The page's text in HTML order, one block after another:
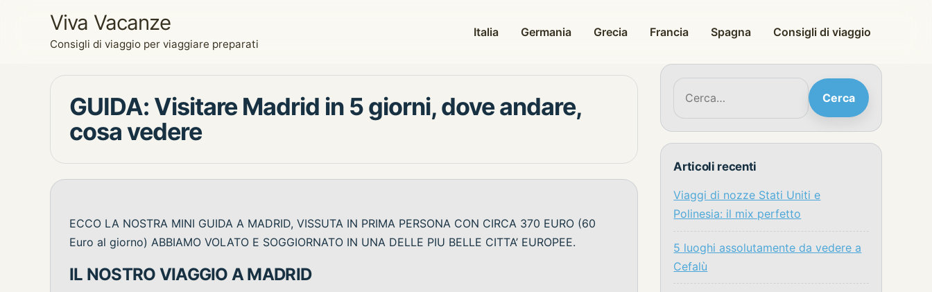
Viva Vacanze
Consigli di viaggio per viaggiare preparati
Italia Germania Grecia Francia Spagna Consigli di viaggio
GUIDA: Visitare Madrid in 5 giorni, dove andare,
cosa vedere
ECCO LA NOSTRA MINI GUIDA A MADRID, VISSUTA IN PRIMA PERSONA CON CIRCA 370 EURO (60
Euro al giorno) ABBIAMO VOLATO E SOGGIORNATO IN UNA DELLE PIU BELLE CITTA’ EUROPEE.
IL NOSTRO VIAGGIO A MADRID
Cerca:
Cerca
Articoli recenti
Viaggi di nozze Stati Uniti e
Polinesia: il mix perfetto
5 luoghi assolutamente da vedere a
Cefalù